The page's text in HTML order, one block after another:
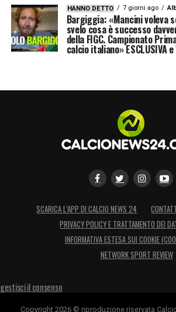
del Torino, la determinazione
la volontà di rimanere
della classifica passano anche
LA PLAYLIST DELLE NOSTRE
HANNO DETTO 7 giorni ago
Bargiggia: «Mancini voleva
svelo cosa è successo
della FIGC. Campionato
calcio italiano» ESCLUSIVA e
SCARICA L’APP DI CALCIO NEWS 24
PRIVACY POLICY E TRATTAMENTO DEI
INFORMATIVA ESTESA SUI COOKIE
NETWORK SPORT REVIEW
gestisci il consenso
Copyright 2026 © riproduzione riservata